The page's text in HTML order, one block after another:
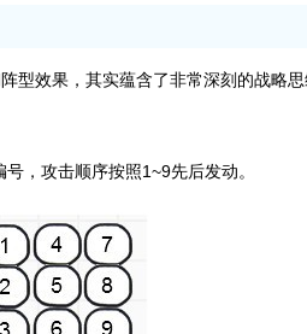
型效果，其实蕴含了非常深刻的战略
，攻击顺序按照1~9先后发动。